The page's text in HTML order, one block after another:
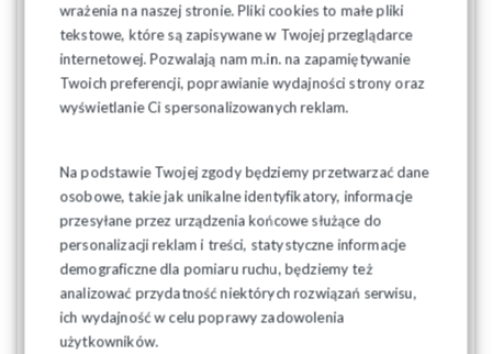
wrażenia na naszej stronie. Pliki cookies to małe pliki
tekstowe, które są zapisywane w Twojej przeglądarce
internetowej. Pozwalają nam m.in. na zapamiętywanie
Twoich preferencji, poprawianie wydajności strony oraz
wyświetlanie Ci spersonalizowanych reklam.
Na podstawie Twojej zgody będziemy przetwarzać dane
osobowe, takie jak unikalne identyfikatory, informacje
przesyłane przez urządzenia końcowe służące do
personalizacji reklam i treści, statystyczne informacje
demograficzne dla pomiaru ruchu, będziemy też
analizować przydatność niektórych rozwiązań serwisu,
ich wydajność w celu poprawy zadowolenia
użytkowników.